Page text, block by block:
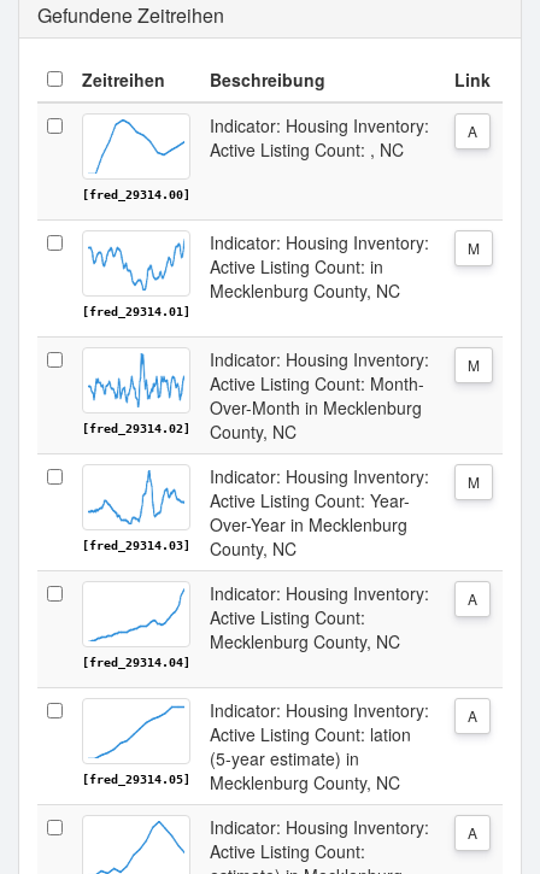
Gefundene Zeitreihen
Zeitreihen Beschreibung Link
[fred_29314.00]
Indicator: Housing Inventory:
Active Listing Count: , NC
A
[fred_29314.01]
Indicator: Housing Inventory:
Active Listing Count: in
Mecklenburg County, NC
M
[fred_29314.02]
Indicator: Housing Inventory:
Active Listing Count: Month-
Over-Month in Mecklenburg
County, NC
M
[fred_29314.03]
Indicator: Housing Inventory:
Active Listing Count: Year-
Over-Year in Mecklenburg
County, NC
M
[fred_29314.04]
Indicator: Housing Inventory:
Active Listing Count:
Mecklenburg County, NC
A
[fred_29314.05]
Indicator: Housing Inventory:
Active Listing Count: lation
(5-year estimate) in
Mecklenburg County, NC
A
Indicator: Housing Inventory:
Active Listing Count:
A